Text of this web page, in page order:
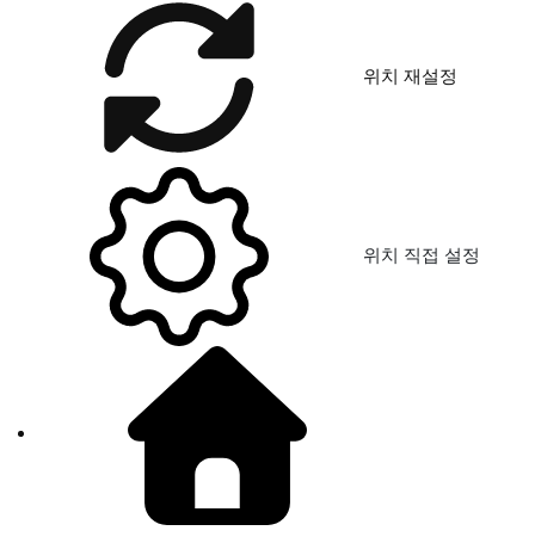
위치 재설정
위치 직접 설정